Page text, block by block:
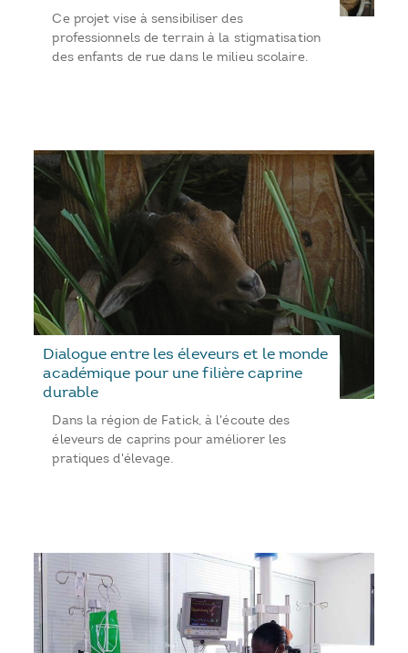
Ce projet vise à sensibiliser des
professionnels de terrain à la stigmatisation
des enfants de rue dans le milieu scolaire.
Dialogue entre les éleveurs et le monde
académique pour une filière caprine
durable
Dans la région de Fatick, à l'écoute des
éleveurs de caprins pour améliorer les
pratiques d'élevage.